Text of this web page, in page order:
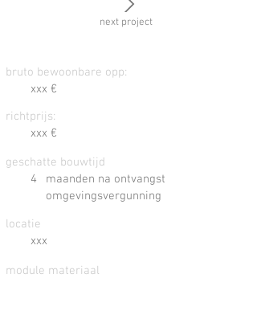
next project
next project
bruto bewoonbare opp:
xxx €
richtprijs:
xxx €
geschatte bouwtijd
4
maanden na ontvangst
omgevingsvergunning
locatie
xxx
module materiaal